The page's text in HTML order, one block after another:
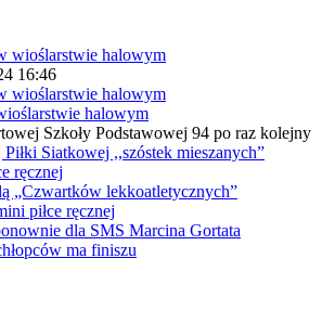
16:46
halowym
Szkoły Podstawowej 94 po raz kolejny
Siatkowej ,,szóstek mieszanych”
ręcznej
„Czwartków lekkoatletycznych”
piłce ręcznej
dla SMS Marcina Gortata
ma finiszu